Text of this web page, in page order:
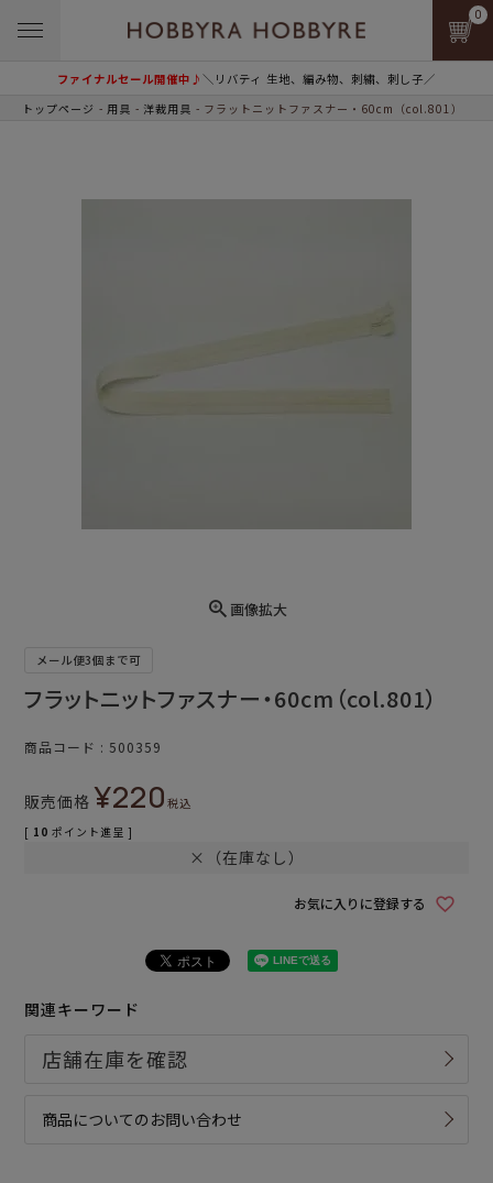
ファイナルセール開催中♪＼リバティ 生地、編み物、刺繍、刺し子／
0
トップページ 用具 洋裁用具 フラットニットファスナー・60cm（col.801）
画像拡大
メール便3個まで可
フラットニットファスナー・60cm（col.801）
商品コード 500359
販売価格 ¥220税込
[ 10 ポイント進呈 ]
×（在庫なし）
お気に入りに登録する
関連キーワード
商品についてのお問い合わせ